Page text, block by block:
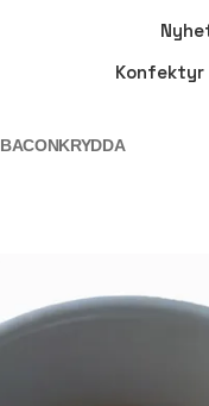
Konfektyr
BACONKRYDDA